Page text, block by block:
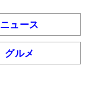
ニュース
グルメ